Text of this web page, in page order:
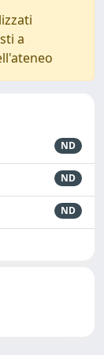
a
ND
ND
ND